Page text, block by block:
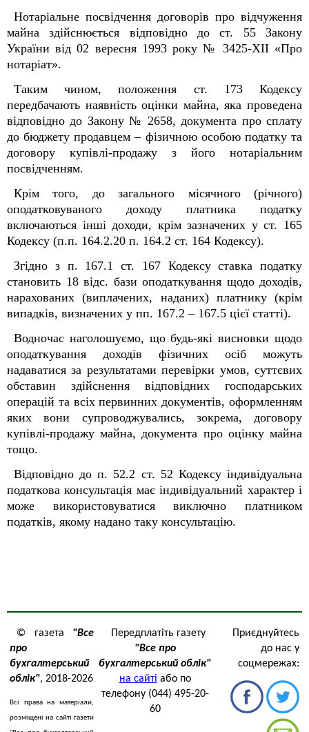
Нотаріальне посвідчення договорів про відчуження
майна здійснюється відповідно до ст. 55 Закону
України від 02 вересня 1993 року № 3425-XII «Про
нотаріат».
Таким чином, положення ст. 173 Кодексу
передбачають наявність оцінки майна, яка проведена
відповідно до Закону № 2658, документа про сплату
до бюджету продавцем – фізичною особою податку та
договору купівлі-продажу з його нотаріальним
посвідченням.
Крім того, до загального місячного (річного)
оподатковуваного доходу платника податку
включаються інші доходи, крім зазначених у ст. 165
Кодексу (п.п. 164.2.20 п. 164.2 ст. 164 Кодексу).
Згідно з п. 167.1 ст. 167 Кодексу ставка податку
становить 18 відс. бази оподаткування щодо доходів,
нарахованих (виплачених, наданих) платнику (крім
випадків, визначених у пп. 167.2 – 167.5 цієї статті).
Водночас наголошуємо, що будь-які висновки щодо
оподаткування доходів фізичних осіб можуть
надаватися за результатами перевірки умов, суттєвих
обставин здійснення відповідних господарських
операцій та всіх первинних документів, оформленням
яких вони супроводжувались, зокрема, договору
купівлі-продажу майна, документа про оцінку майна
тощо.
Відповідно до п. 52.2 ст. 52 Кодексу індивідуальна
податкова консультація має індивідуальний характер і
може використовуватися виключно платником
податків, якому надано таку консультацію.
© газета "Все
про
бухгалтерський
облік", 2018-2026
Всі права на матеріали,
розміщені на сайті газети
Передплатіть газету
"Все про
бухгалтерський облік"
на сайті або по
телефону (044) 495-20-
60
Приєднуйтесь
до нас у
соцмережах: